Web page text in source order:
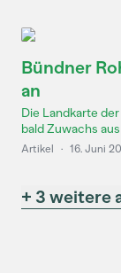
Bündner
an
Die Landkarte
bald Zuwachs
Artikel · 16. Juni
+ 3 weitere